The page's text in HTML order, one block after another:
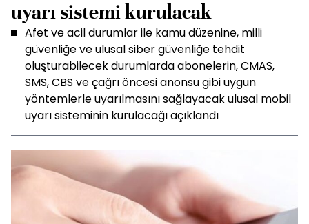
uyarı sistemi kurulacak
Afet ve acil durumlar ile kamu düzenine, milli
güvenliğe ve ulusal siber güvenliğe tehdit
oluşturabilecek durumlarda abonelerin, CMAS,
SMS, CBS ve çağrı öncesi anonsu gibi uygun
yöntemlerle uyarılmasını sağlayacak ulusal mobil
uyarı sisteminin kurulacağı açıklandı